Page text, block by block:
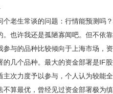
生常谈的问题：行情能预测吗？
。也许我还是孤陋寡闻吧。但不依
的品种比较倾向于上海市场，资
的几个品种。最大的资金部署是IF
主次力度予以参与，个人认为较能
不算最优，曾经见过资金部署极为